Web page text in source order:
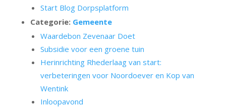
Start Blog Dorpsplatform
Categorie: Gemeente
Waardebon Zevenaar Doet
Subsidie voor een groene tuin
Herinrichting Rhederlaag van start:
verbeteringen voor Noordoever en Kop van
Wentink
Inloopavond